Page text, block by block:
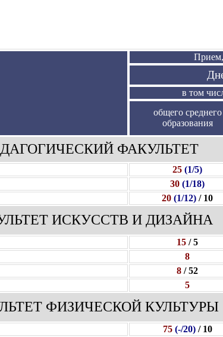
Прием,
в том
общего среднего
образования
ФАКУЛЬТЕТ
25 (1/5)
30 (1/18)
20 (1/12) / 10
ИСКУССТВ И ДИЗАЙНА
15 / 5
8
8 / 52
5
ФИЗИЧЕСКОЙ КУЛЬТУРЫ
75 (-/20) / 10